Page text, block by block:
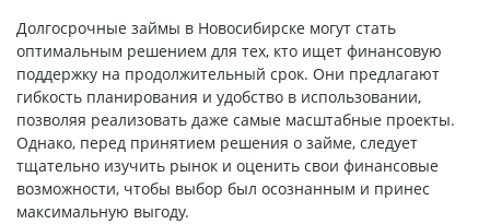
Долгосрочные займы в Новосибирске могут стать
оптимальным решением для тех, кто ищет финансовую
поддержку на продолжительный срок. Они предлагают
гибкость планирования и удобство в использовании,
позволяя реализовать даже самые масштабные проекты.
Однако, перед принятием решения о займе, следует
тщательно изучить рынок и оценить свои финансовые
возможности, чтобы выбор был осознанным и принес
максимальную выгоду.